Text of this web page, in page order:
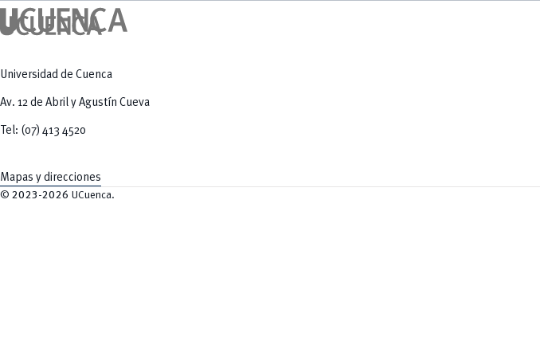
Universidad de Cuenca
Av. 12 de Abril y Agustín Cueva
Tel: (07) 413 4520
Mapas y direcciones
© 2023-2026 UCuenca.